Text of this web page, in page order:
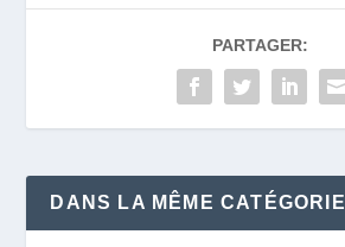
PARTAGER:
DANS LA MÊME CATÉGORIE